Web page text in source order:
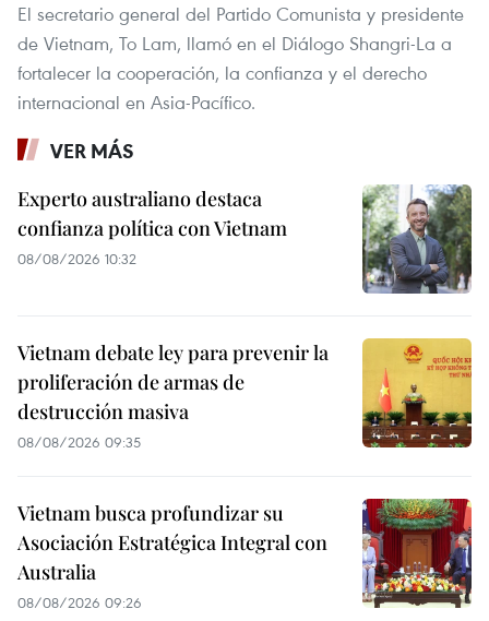
El secretario general del Partido Comunista y presidente
de Vietnam, To Lam, llamó en el Diálogo Shangri-La a
fortalecer la cooperación, la confianza y el derecho
internacional en Asia-Pacífico.
VER MÁS
Experto australiano destaca
confianza política con Vietnam
08/08/2026 10:32
Vietnam debate ley para prevenir la
proliferación de armas de
destrucción masiva
08/08/2026 09:35
Vietnam busca profundizar su
Asociación Estratégica Integral con
Australia
08/08/2026 09:26